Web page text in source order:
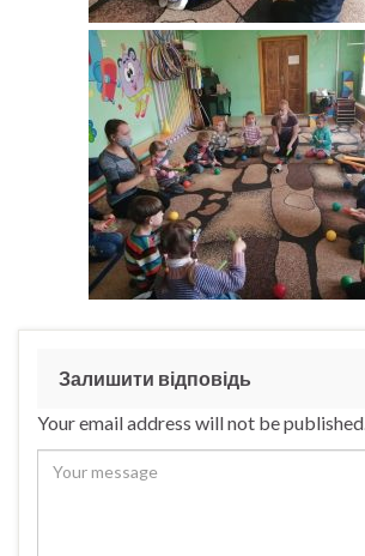
Залишити відповідь
Your email address will not be published.